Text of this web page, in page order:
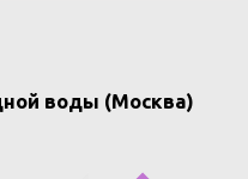
воды (Москва)